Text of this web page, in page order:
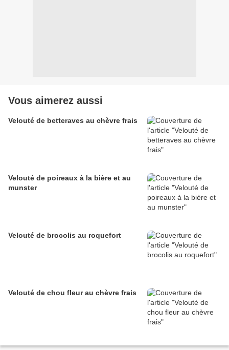
Vous aimerez aussi
Velouté de betteraves au chèvre frais
Velouté de poireaux à la bière et au
munster
Velouté de brocolis au roquefort
Velouté de chou fleur au chèvre frais